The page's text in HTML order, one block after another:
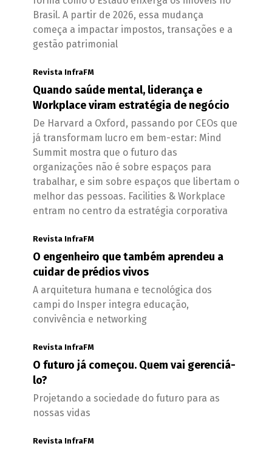
Brasil. A partir de 2026, essa mudança
começa a impactar impostos, transações e a
gestão patrimonial
Revista InfraFM
Quando saúde mental, liderança e
Workplace viram estratégia de negócio
De Harvard a Oxford, passando por CEOs que
já transformam lucro em bem-estar: Mind
Summit mostra que o futuro das
organizações não é sobre espaços para
trabalhar, e sim sobre espaços que libertam o
melhor das pessoas. Facilities & Workplace
entram no centro da estratégia corporativa
Revista InfraFM
O engenheiro que também aprendeu a
cuidar de prédios vivos
A arquitetura humana e tecnológica dos
campi do Insper integra educação,
convivência e networking
Revista InfraFM
O futuro já começou. Quem vai gerenciá-
lo?
Projetando a sociedade do futuro para as
nossas vidas
Revista InfraFM